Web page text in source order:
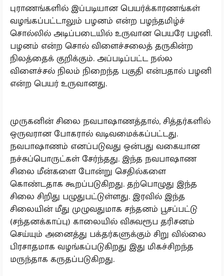
புராணங்களில் இப்படியான பெயர்க்காரணங்கள்
வழங்கப்பட்டாலும் பழனம் என்ற பழந்தமிழ்ச்
சொல்லில் அடிப்படையில் உருவான பெயரே பழனி.
பழனம் என்ற சொல் விளைச்சலைத் தருகின்ற
நிலத்தைக் குறிக்கும். அப்படிப்பட்ட நல்ல
விளைச்சல் நிலம் நிறைந்த பகுதி என்பதால் பழனி
என்ற பெயர் உருவானது.
முருகனின் சிலை நவபாஷாணத்தால், சித்தர்களில்
ஒருவரான போகரால் வடிவமைக்கப்பட்டது.
நவபாஷாணம் எனப்படுவது ஒன்பது வகையான
நச்சுப்பொருட்கள் சேர்ந்தது. இந்த நவபாஷாண
சிலை மீன்களை போன்று செதில்களை
கொண்டதாக கூறப்படுகிறது. தற்பொழுது இந்த
சிலை சிறிது பழுதுபட்டுள்ளது. இரவில் இந்த
சிலையின் மீது முழுவதுமாக சந்தனம் பூசப்பட்டு
(சந்தனக்காப்பு) காலையில் விசுவரூப தரிசனம்
செய்யும் அனைத்து பக்தர்களுக்கும் சிறு வில்லை
பிரசாதமாக வழங்கப்படுகிறது இது மிகச்சிறந்த
மருந்தாக கருதப்படுகிறது.